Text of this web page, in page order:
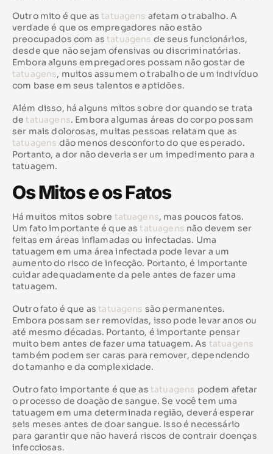
Outro mito é que as tatuagens afetam o trabalho. A
verdade é que os empregadores não estão
preocupados com as tatuagens de seus funcionários,
desde que não sejam ofensivas ou discriminatórias.
Embora alguns empregadores possam não gostar de
tatuagens, muitos assumem o trabalho de um indivíduo
com base em seus talentos e aptidões.
Além disso, há alguns mitos sobre dor quando se trata
de tatuagens. Embora algumas áreas do corpo possam
ser mais dolorosas, muitas pessoas relatam que as
tatuagens dão menos desconforto do que esperado.
Portanto, a dor não deveria ser um impedimento para a
tatuagem.
Os Mitos e os Fatos
Há muitos mitos sobre tatuagens, mas poucos fatos.
Um fato importante é que as tatuagens não devem ser
feitas em áreas inflamadas ou infectadas. Uma
tatuagem em uma área infectada pode levar a um
aumento do risco de infecção. Portanto, é importante
cuidar adequadamente da pele antes de fazer uma
tatuagem.
Outro fato é que as tatuagens são permanentes.
Embora possam ser removidas, isso pode levar anos ou
até mesmo décadas. Portanto, é importante pensar
muito bem antes de fazer uma tatuagem. As tatuagens
também podem ser caras para remover, dependendo
do tamanho e da complexidade.
Outro fato importante é que as tatuagens podem afetar
o processo de doação de sangue. Se você tem uma
tatuagem em uma determinada região, deverá esperar
seis meses antes de doar sangue. Isso é necessário
para garantir que não haverá riscos de contrair doenças
infecciosas.